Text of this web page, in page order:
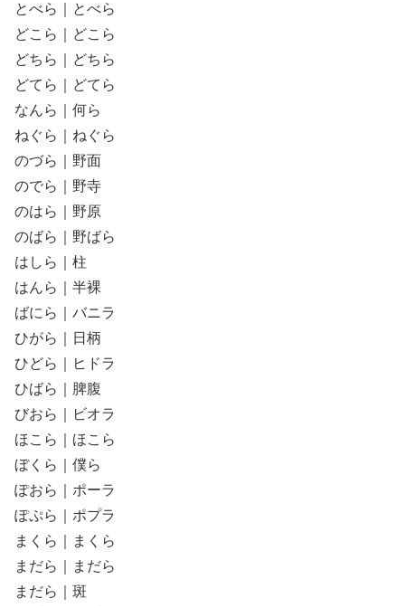
とべら｜とべら
どこら｜どこら
どちら｜どちら
どてら｜どてら
なんら｜何ら
ねぐら｜ねぐら
のづら｜野面
のでら｜野寺
のはら｜野原
のばら｜野ばら
はしら｜柱
はんら｜半裸
ばにら｜バニラ
ひがら｜日柄
ひどら｜ヒドラ
ひばら｜脾腹
びおら｜ビオラ
ほこら｜ほこら
ぼくら｜僕ら
ぽおら｜ポーラ
ぽぷら｜ポプラ
まくら｜まくら
まだら｜まだら
まだら｜斑